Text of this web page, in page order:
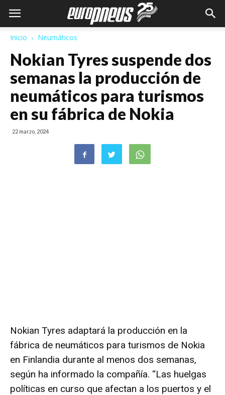
Inicio Neumáticos
Nokian Tyres suspende dos
semanas la producción de
neumáticos para turismos
en su fábrica de Nokia
22 marzo, 2024
Nokian Tyres adaptará la producción en la
fábrica de neumáticos para turismos de Nokia
en Finlandia durante al menos dos semanas,
según ha informado la compañía. “Las huelgas
políticas en curso que afectan a los puertos y el